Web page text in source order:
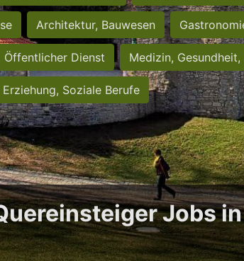
Architektur, Bauwesen
Öffentlicher Dienst Medizin,
Erziehung, Soziale Berufe
Jobs